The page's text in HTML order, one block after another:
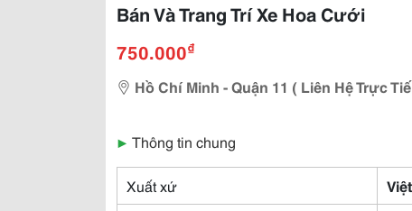
Bán Và Trang Trí Xe Hoa Cưới
750.000₫
Hồ Chí Minh - Quận 11 ( Liên Hệ Trực
▶ Thông tin chung
Xuất xứ